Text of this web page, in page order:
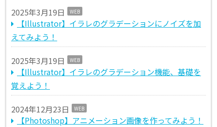
2025年3月19日 WEB
【Illustrator】イラレのグラデーションにノイズを加
えてみよう！
2025年3月19日 WEB
【Illustrator】イラレのグラデーション機能、基礎を
覚えよう！
2024年12月23日 WEB
【Photoshop】アニメーション画像を作ってみよう！